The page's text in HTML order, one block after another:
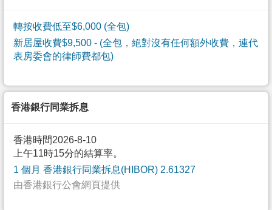
轉按收費低至$6,000 (全包)
新居屋收費$9,500 - (全包，絕對沒有任何額外收費，連代
表房委會的律師費都包)
香港銀行同業拆息
香港時間2026-8-10
上午11時15分的結算率。
1 個月 香港銀行同業拆息(HIBOR) 2.61327
由香港銀行公會網頁提供